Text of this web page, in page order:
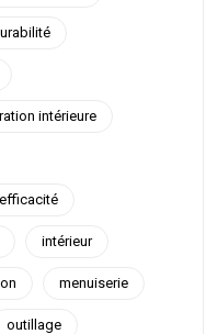
intérieure
efficacité
intérieur
menuiserie
outillage